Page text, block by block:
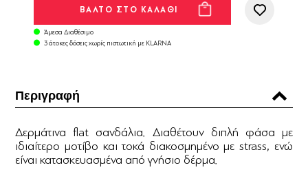
Άμεσα Διαθέσιμο
3 άτοκες δόσεις χωρίς πιστωτική με KLARNA
Περιγραφή
Δερμάτινα flat σανδάλια. Διαθέτουν διπλή φάσα με
ιδιαίτερο μοτίβο και τοκά διακοσμημένο με strass, ενώ
είναι κατασκευασμένα από γνήσιο δέρμα.